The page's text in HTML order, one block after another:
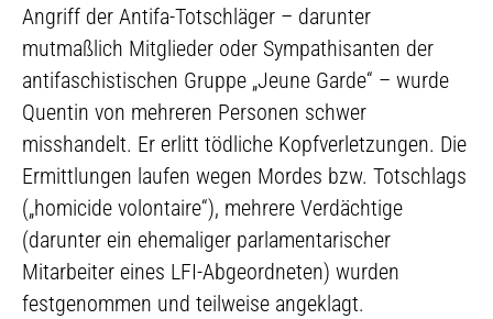
Angriff der Antifa-Totschläger – darunter
mutmaßlich Mitglieder oder Sympathisanten der
antifaschistischen Gruppe „Jeune Garde“ – wurde
Quentin von mehreren Personen schwer
misshandelt. Er erlitt tödliche Kopfverletzungen. Die
Ermittlungen laufen wegen Mordes bzw. Totschlags
(„homicide volontaire“), mehrere Verdächtige
(darunter ein ehemaliger parlamentarischer
Mitarbeiter eines LFI-Abgeordneten) wurden
festgenommen und teilweise angeklagt.